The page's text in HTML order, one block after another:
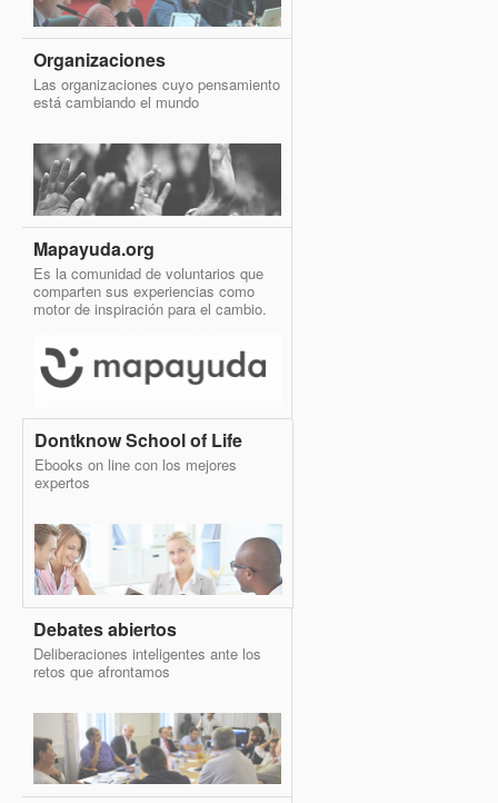
Organizaciones
Las organizaciones cuyo pensamiento
está cambiando el mundo
Mapayuda.org
Es la comunidad de voluntarios que
comparten sus experiencias como
motor de inspiración para el cambio.
Dontknow School of Life
Ebooks on line con los mejores
expertos
Debates abiertos
Deliberaciones inteligentes ante los
retos que afrontamos